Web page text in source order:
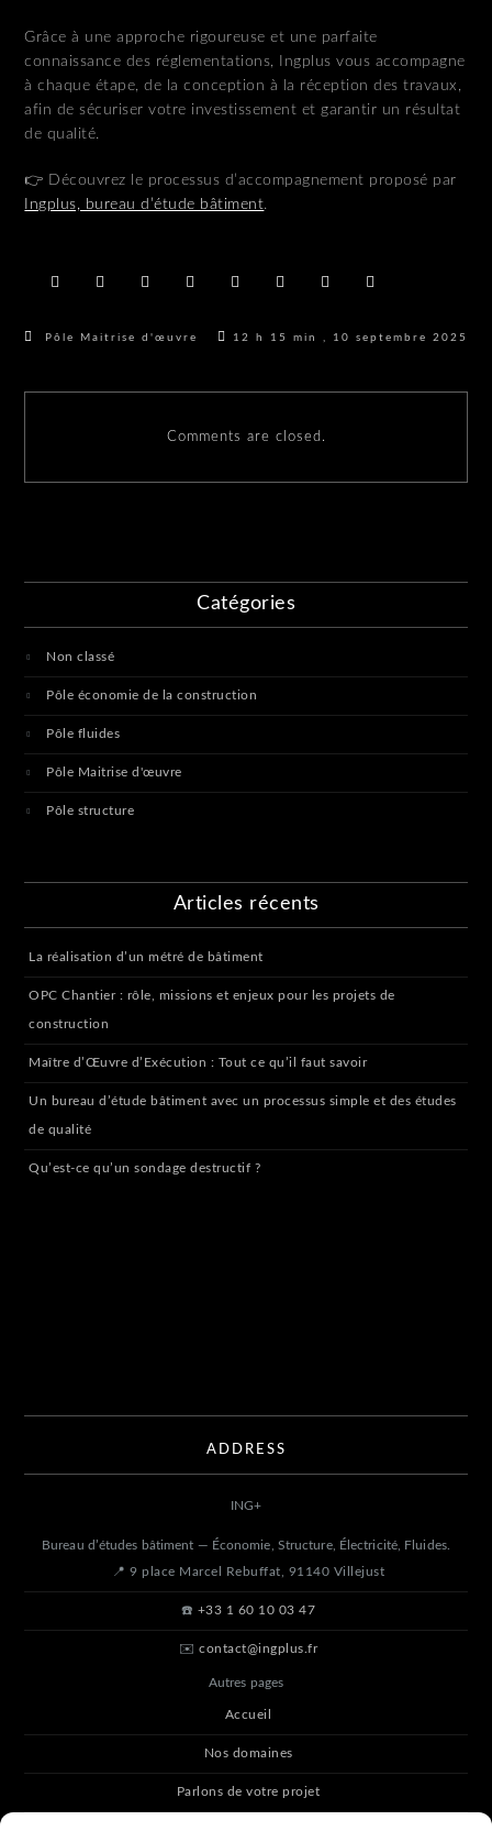
Grâce à une approche rigoureuse et une parfaite
connaissance des réglementations, Ingplus vous accompagne
à chaque étape, de la conception à la réception des travaux,
afin de sécuriser votre investissement et garantir un résultat
de qualité.
👉 Découvrez le processus d’accompagnement proposé par
Ingplus, bureau d’étude bâtiment.
Pôle Maitrise d'œuvre 12 h 15 min , 10 septembre 2025
Comments are closed.
Catégories
Non classé
Pôle économie de la construction
Pôle fluides
Pôle Maitrise d'œuvre
Pôle structure
Articles récents
La réalisation d’un métré de bâtiment
OPC Chantier : rôle, missions et enjeux pour les projets de
construction
Maître d’Œuvre d’Exécution : Tout ce qu’il faut savoir
Un bureau d’étude bâtiment avec un processus simple et des études
de qualité
Qu’est-ce qu’un sondage destructif ?
ADDRESS
ING+
Bureau d’études bâtiment — Économie, Structure, Électricité, Fluides.
📍 9 place Marcel Rebuffat, 91140 Villejust
☎️ +33 1 60 10 03 47
✉️ contact@ingplus.fr
Autres pages
Accueil
Nos domaines
Parlons de votre projet